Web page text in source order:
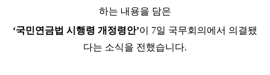
하는 내용을 담은
‘국민연금법 시행령 개정령안’이 7일 국무회의에서 의결됐
다는 소식을 전했습니다.